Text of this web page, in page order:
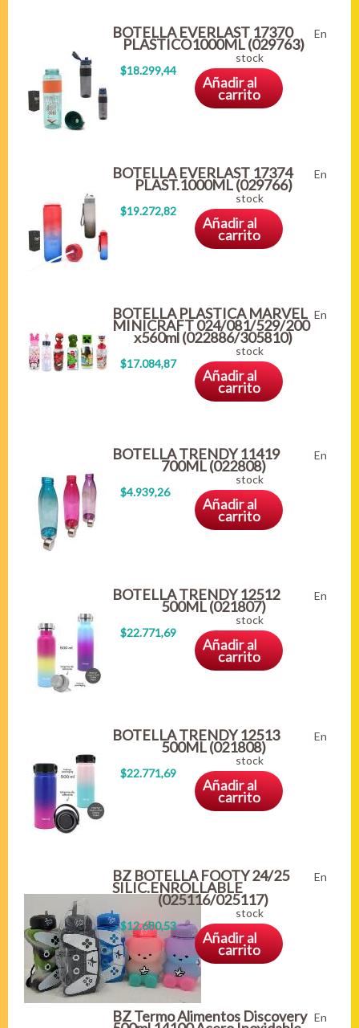
BOTELLA EVERLAST 17370
PLASTICO1000ML (029763)
$18.299,44
En
stock
Añadir al
carrito
BOTELLA EVERLAST 17374
PLAST.1000ML (029766)
$19.272,82
En
stock
Añadir al
carrito
BOTELLA PLASTICA MARVEL
MINICRAFT 024/081/529/200
x560ml (022886/305810)
$17.084,87
En
stock
Añadir al
carrito
BOTELLA TRENDY 11419
700ML (022808)
$4.939,26
En
stock
Añadir al
carrito
BOTELLA TRENDY 12512
500ML (021807)
$22.771,69
En
stock
Añadir al
carrito
BOTELLA TRENDY 12513
500ML (021808)
$22.771,69
En
stock
Añadir al
carrito
BZ BOTELLA FOOTY 24/25
SILIC.ENROLLABLE
(025116/025117)
$12.680,53
En
stock
Añadir al
carrito
BZ Termo Alimentos Discovery En